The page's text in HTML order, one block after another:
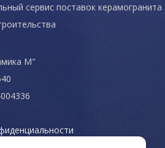
сервис поставок керамогранита
М"